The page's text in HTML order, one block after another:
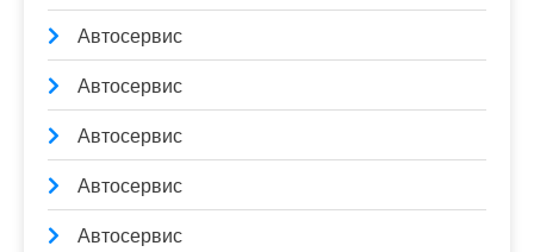
Автосервис
Автосервис
Автосервис
Автосервис
Автосервис